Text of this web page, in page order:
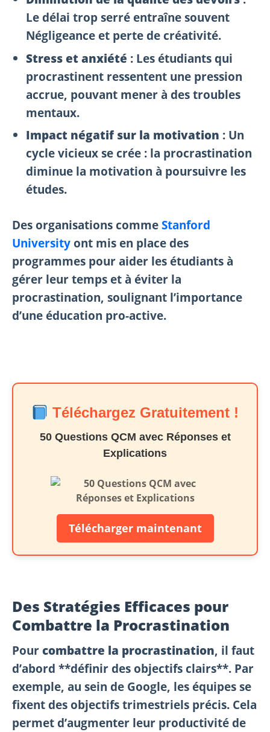
Le délai trop serré entraîne souvent
Négligeance et perte de créativité.
Stress et anxiété : Les étudiants qui
procrastinent ressentent une pression
accrue, pouvant mener à des troubles
mentaux.
Impact négatif sur la motivation : Un
cycle vicieux se crée : la procrastination
diminue la motivation à poursuivre les
études.
Des organisations commeStanford
Universityont mis en place des
programmes pour aider les étudiants à
gérer leur temps et à éviter la
procrastination, soulignant l’importance
d’une éducation pro-active.
Téléchargez Gratuitement !
50 Questions QCM avec Réponses et
Explications
Télécharger maintenant
Des Stratégies Efficaces pour
Combattre la Procrastination
Pourcombattre la procrastination, il faut
d’abord **définir des objectifs clairs**. Par
exemple, au sein de Google, les équipes se
fixent des objectifs trimestriels précis. Cela
permet d’augmenter leur productivité de